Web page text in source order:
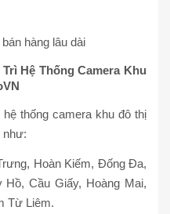
hàng lâu dài
Hệ Thống Camera Khu
thống camera khu đô thị
như:
Hoàn Kiếm, Đống Đa,
Cầu Giấy, Hoàng Mai,
Từ Liêm.